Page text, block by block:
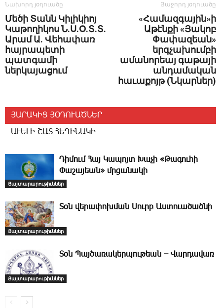
Նախորդ յօդուածը
Մեծի Տանն Կիլիկիոյ
Կաթողիկոս Ն.Ս.Օ.Տ.Տ.
Արամ Ա. Վեհափառ
հայրապետի
պատգամի
ներկայացում
Յաջորդ յօդուածը
«Համազգային»ի
Աթէնքի «Յակոբ
Փափազեան»
երգչախումբի
ամանորեայ գաթայի
անդամական
հաւաքոյթ (Նկարներ)
ՅԱՐԱԿԻՑ ՅՕԴՈՒԱԾՆԵՐ
ԱՒԵԼԻ ՇԱՏ ՀԵՂԻՆԱԿԻ
Յայտարարութիւններ
­Դի­մում ­Հայ Կապոյտ Խաչի «Թագուհի
Փաշայեան» մրցանակի
Յայտարարութիւններ
­Տօն վերափոխման Սուրբ Աստուածածնի
Յայտարարութիւններ
­Տօն Պայծառակերպութեան – Վարդավառ